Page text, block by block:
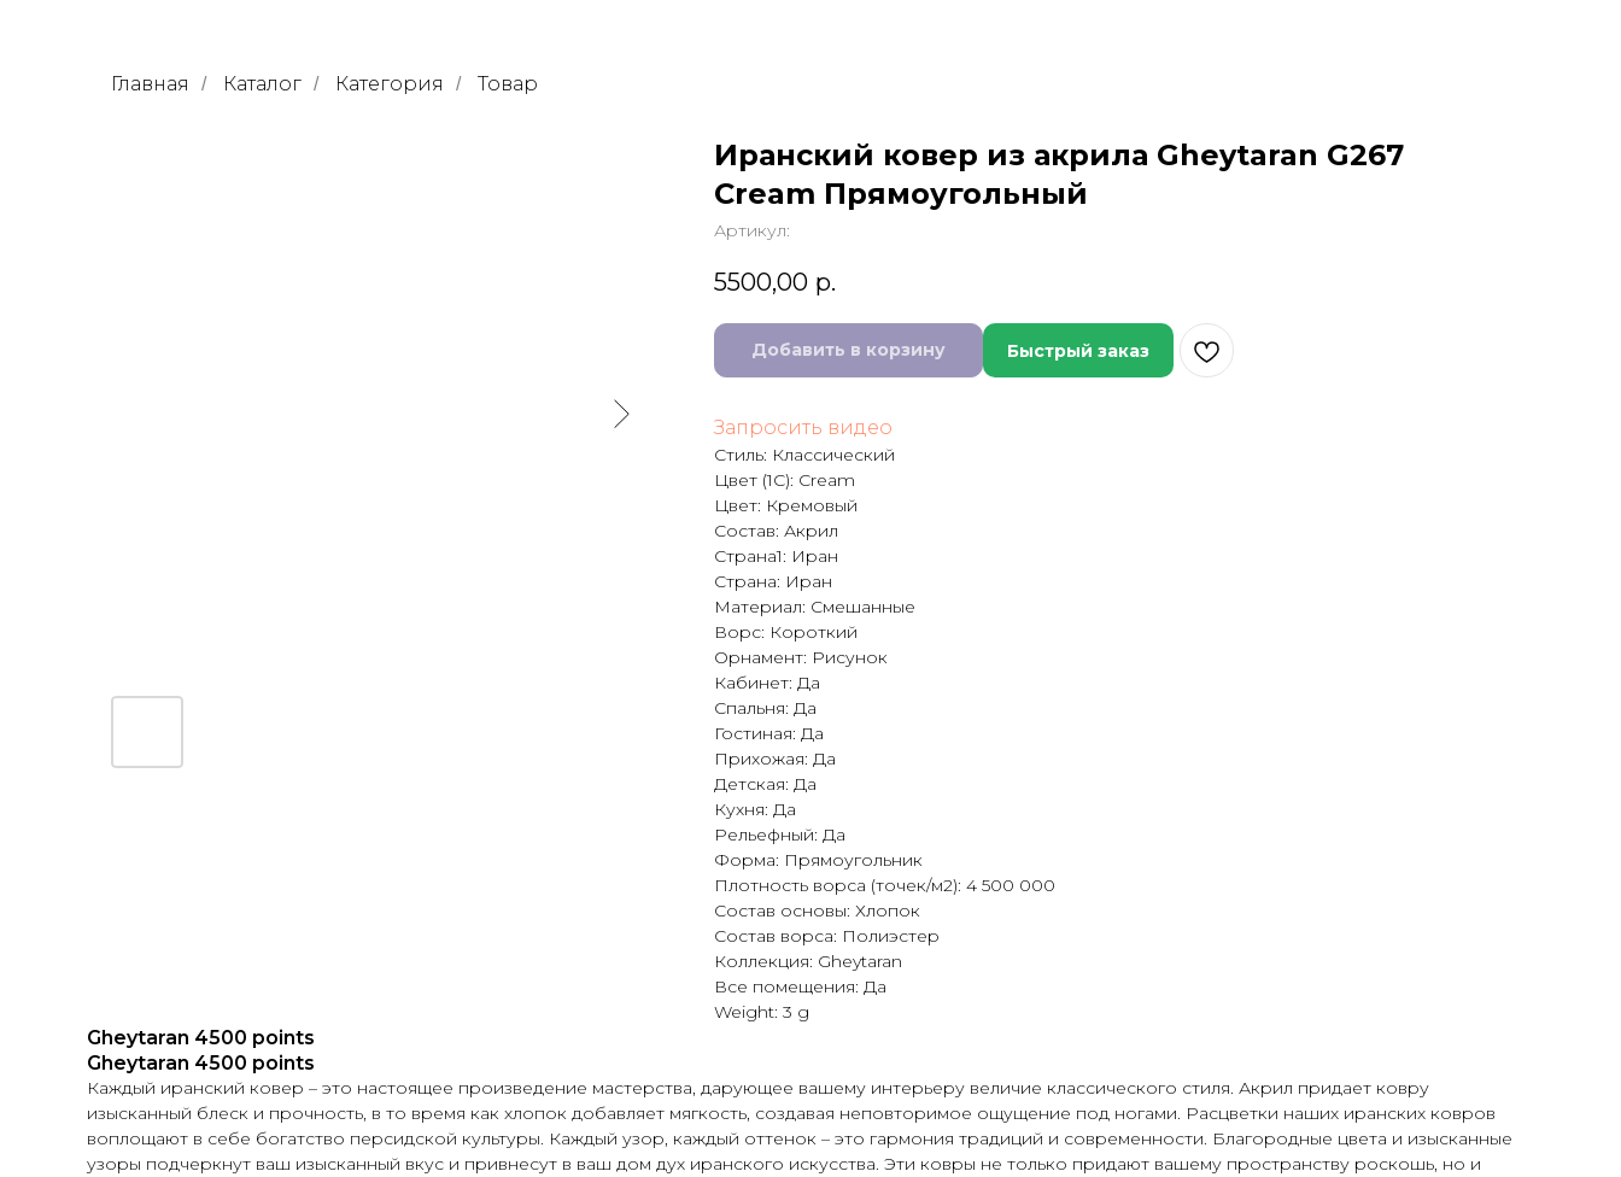
Главная / Каталог / Категория / Товар
Иранский ковер из акрила Gheytaran G267
Cream Прямоугольный
Артикул:
5500,00 р.
Добавить в корзину Быстрый заказ
Запросить видео
Стиль: Классический
Цвет (1C): Cream
Цвет: Кремовый
Состав: Акрил
Страна1: Иран
Страна: Иран
Материал: Смешанные
Ворс: Короткий
Орнамент: Рисунок
Кабинет: Да
Спальня: Да
Гостиная: Да
Прихожая: Да
Детская: Да
Кухня: Да
Рельефный: Да
Форма: Прямоугольник
Плотность ворса (точек/м2): 4 500 000
Состав основы: Хлопок
Состав ворса: Полиэстер
Коллекция: Gheytaran
Все помещения: Да
Weight: 3 g
Gheytaran 4500 points
Gheytaran 4500 points
Каждый иранский ковер – это настоящее произведение мастерства, дарующее вашему интерьеру величие классического стиля. Акрил придает ковру
изысканный блеск и прочность, в то время как хлопок добавляет мягкость, создавая неповторимое ощущение под ногами. Расцветки наших иранских ковров
воплощают в себе богатство персидской культуры. Каждый узор, каждый оттенок – это гармония традиций и современности. Благородные цвета и изысканные
узоры подчеркнут ваш изысканный вкус и привнесут в ваш дом дух иранского искусства. Эти ковры не только придают вашему пространству роскошь, но и